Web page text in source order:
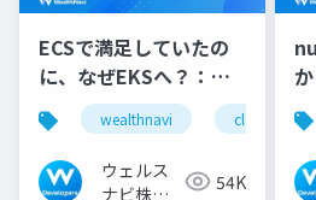
ECSで満足していたの
に、なぜEKSへ？：事
例で学ぶ設計と運用の
勘所
wealthnavi
ウェルス
ナビ株式
54K